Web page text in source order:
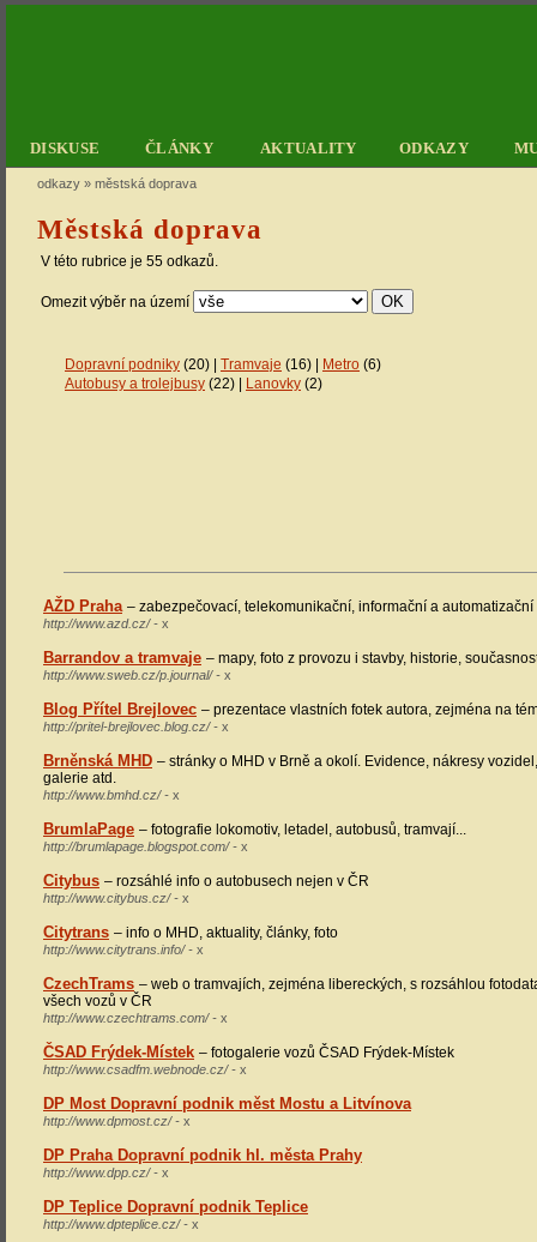
DISKUSE ČLÁNKY AKTUALITY ODKAZY
odkazy » městská doprava
Městská doprava
V této rubrice je 55 odkazů.
Omezit výběr na území
Dopravní podniky (20) | Tramvaje (16) | Metro (6)
Autobusy a trolejbusy (22) | Lanovky (2)
AŽD Praha – zabezpečovací, telekomunikační, informační a automatizační
http://www.azd.cz/ - x
Barrandov a tramvaje – mapy, foto z provozu i stavby, historie,
http://www.sweb.cz/p.journal/ - x
Blog Přítel Brejlovec – prezentace vlastních fotek autora, zejména na
http://pritel-brejlovec.blog.cz/ - x
Brněnská MHD – stránky o MHD v Brně a okolí. Evidence, nákresy
galerie atd.
http://www.bmhd.cz/ - x
BrumlaPage – fotografie lokomotiv, letadel, autobusů, tramvají...
http://brumlapage.blogspot.com/ - x
Citybus – rozsáhlé info o autobusech nejen v ČR
http://www.citybus.cz/ - x
Citytrans – info o MHD, aktuality, články, foto
http://www.citytrans.info/ - x
CzechTrams – web o tramvajích, zejména libereckých, s rozsáhlou
všech vozů v ČR
http://www.czechtrams.com/ - x
ČSAD Frýdek-Místek – fotogalerie vozů ČSAD Frýdek-Místek
http://www.csadfm.webnode.cz/ - x
DP Most Dopravní podnik měst Mostu a Litvínova
http://www.dpmost.cz/ - x
DP Praha Dopravní podnik hl. města Prahy
http://www.dpp.cz/ - x
DP Teplice Dopravní podnik Teplice
http://www.dpteplice.cz/ - x